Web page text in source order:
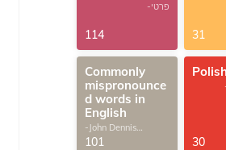
-פרטי
114 31
Commonly
mispronounce
d words in
English
-John Dennis
G.Thomas
101
Polish
30